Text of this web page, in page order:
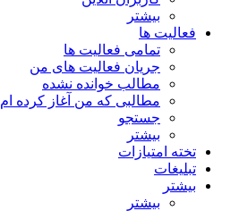
بیشتر
فعالیت ها
تمامی فعالیت ها
جریان فعالیت های من
مطالب خوانده نشده
مطالبی که من آغاز کرده ام
جستجو
بیشتر
تخته امتیازات
تبلیغات
بیشتر
بیشتر